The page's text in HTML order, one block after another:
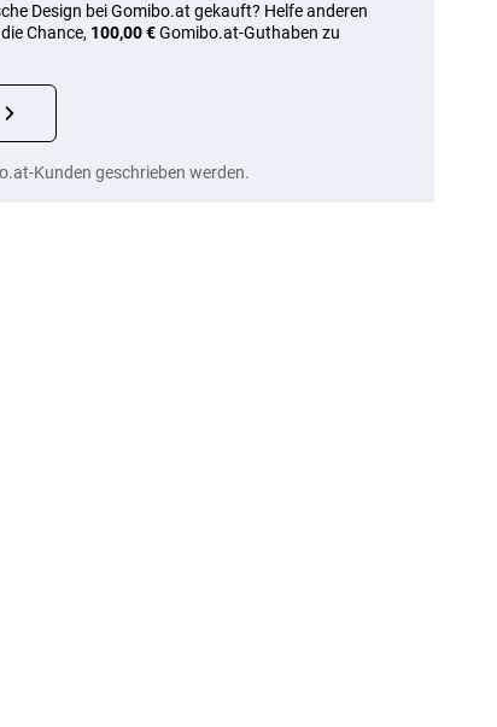
Design bei Gomibo.at gekauft? Helfe anderen
Chance, 100,00 €Gomibo.at-Guthaben zu
Kunden geschrieben werden.